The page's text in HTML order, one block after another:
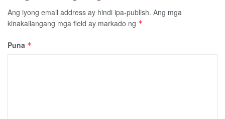
Ang iyong email address ay hindi ipa-publish. Ang mga
kinakailangang mga field ay markado ng *
Puna *